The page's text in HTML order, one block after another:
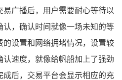
易广播后，用户需要耐心等待以
认，确认时间就像一场未知的等
的设置和网络拥堵情况，设置较
认速度，就像给帆船加上了强劲
成后，交易平台会显示相应的充